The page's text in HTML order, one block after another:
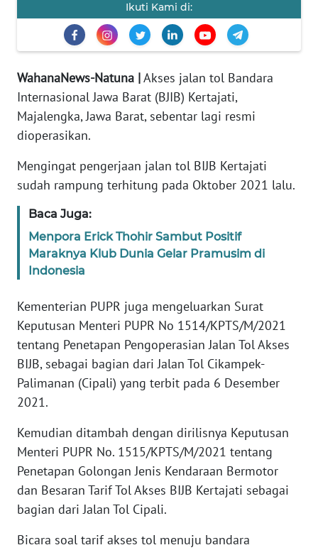
Ikuti Kami di:
WahanaNews-Natuna |Akses jalan tol Bandara
Internasional Jawa Barat (BJIB) Kertajati,
Majalengka, Jawa Barat, sebentar lagi resmi
dioperasikan.
Mengingat pengerjaan jalan tol BIJB Kertajati
sudah rampung terhitung pada Oktober 2021 lalu.
Baca Juga:
Menpora Erick Thohir Sambut Positif
Maraknya Klub Dunia Gelar Pramusim di
Indonesia
Kementerian PUPR juga mengeluarkan Surat
Keputusan Menteri PUPR No 1514/KPTS/M/2021
tentang Penetapan Pengoperasian Jalan Tol Akses
BIJB, sebagai bagian dari Jalan Tol Cikampek-
Palimanan (Cipali) yang terbit pada 6 Desember
2021.
Kemudian ditambah dengan dirilisnya Keputusan
Menteri PUPR No. 1515/KPTS/M/2021 tentang
Penetapan Golongan Jenis Kendaraan Bermotor
dan Besaran Tarif Tol Akses BIJB Kertajati sebagai
bagian dari Jalan Tol Cipali.
Bicara soal tarif akses tol menuju bandara
BERITA
KONTAK
KAMI
IKLAN
TENTANG
KAMI
PEDOMAN
SIBER
DISCLAIMER
Wahana
News
WN
SUMUT
WN